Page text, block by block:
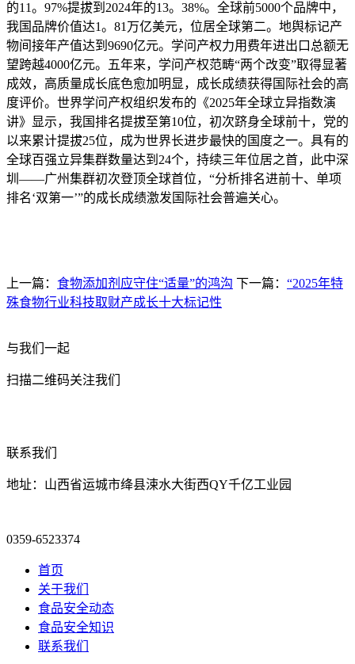
的11。97%提拔到2024年的13。38%。全球前5000个品牌中，
我国品牌价值达1。81万亿美元，位居全球第二。地舆标记产
物间接年产值达到9690亿元。学问产权力用费年进出口总额无
望跨越4000亿元。五年来，学问产权范畴“两个改变”取得显著
成效，高质量成长底色愈加明显，成长成绩获得国际社会的高
度评价。世界学问产权组织发布的《2025年全球立异指数演
讲》显示，我国排名提拔至第10位，初次跻身全球前十，党的
以来累计提拔25位，成为世界长进步最快的国度之一。具有的
全球百强立异集群数量达到24个，持续三年位居之首，此中深
圳——广州集群初次登顶全球首位，“分析排名进前十、单项
排名‘双第一’”的成长成绩激发国际社会普遍关心。
上一篇： 食物添加剂应守住“适量”的鸿沟 下一篇： “2025年特
殊食物行业科技取财产成长十大标记性
与我们一起
扫描二维码关注我们
联系我们
地址：山西省运城市绛县涑水大街西QY千亿工业园
0359-6523374
首页
关于我们
食品安全动态
食品安全知识
联系我们